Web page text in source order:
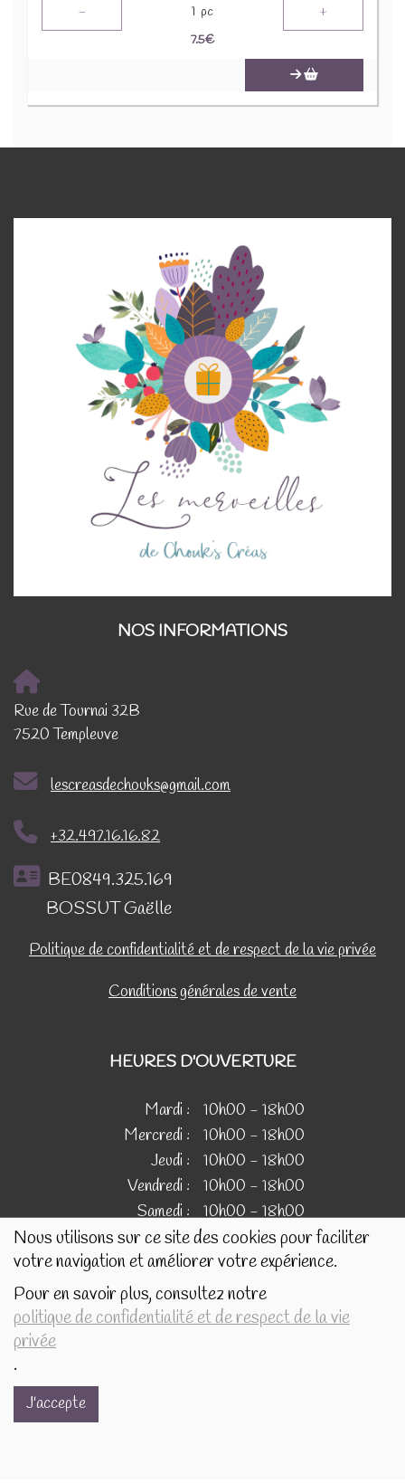
Nous utilisons sur ce site des cookies pour faciliter
votre navigation et améliorer votre expérience.
Pour en savoir plus, consultez notre
politique de confidentialité et de respect de la vie
privée
.
J'accepte
- 1 pc +
7.5€
NOS INFORMATIONS
Rue de Tournai 32B
7520 Templeuve
lescreasdechouks@gmail.com
+32.497.16.16.82
BE0849.325.169
BOSSUT Gaëlle
Politique de confidentialité et de respect de la vie privée
Conditions générales de vente
HEURES D'OUVERTURE
Mardi :
10h00 - 18h00
Mercredi :
10h00 - 18h00
Jeudi :
10h00 - 18h00
Vendredi :
10h00 - 18h00
Samedi : 10h00 - 18h00
IMAGES
Les images présentées pour illustrer les produits en vente
sur ce site ne sont pas contractuelles.